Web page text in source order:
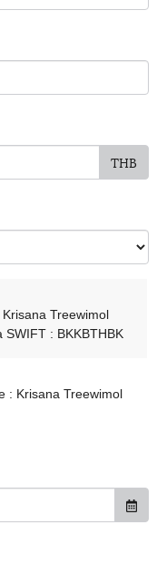
THB
Treewimol
: BKKBTHBK
: Krisana Treewimol